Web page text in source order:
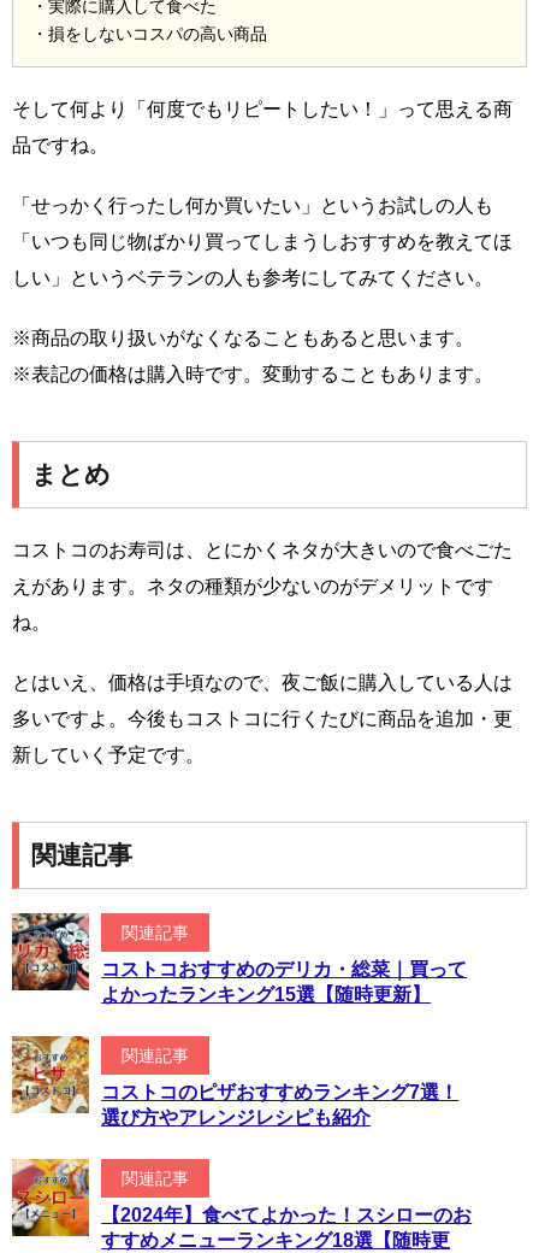
・実際に購入して食べた
・損をしないコスパの高い商品
そして何より「何度でもリピートしたい！」って思える商
品ですね。
「せっかく行ったし何か買いたい」というお試しの人も
「いつも同じ物ばかり買ってしまうしおすすめを教えてほ
しい」というベテランの人も参考にしてみてください。
※商品の取り扱いがなくなることもあると思います。
※表記の価格は購入時です。変動することもあります。
まとめ
コストコのお寿司は、とにかくネタが大きいので食べごた
えがあります。ネタの種類が少ないのがデメリットです
ね。
とはいえ、価格は手頃なので、夜ご飯に購入している人は
多いですよ。今後もコストコに行くたびに商品を追加・更
新していく予定です。
関連記事
関連記事
コストコおすすめのデリカ・総菜｜買って
よかったランキング15選【随時更新】
関連記事
コストコのピザおすすめランキング7選！
選び方やアレンジレシピも紹介
関連記事
【2024年】食べてよかった！スシローのお
すすめメニューランキング18選【随時更